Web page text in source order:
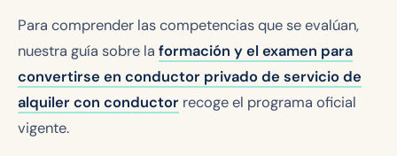
Para comprender las competencias que se evalúan,
nuestra guía sobre la formación y el examen para
convertirse en conductor privado de servicio de
alquiler con conductor recoge el programa oficial
vigente.